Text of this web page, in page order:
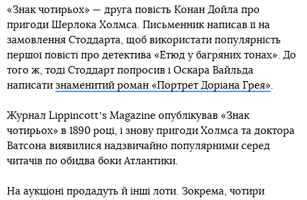
«Знак чотирьох» — друга повість Конан Дойла про
пригоди Шерлока Холмса. Письменник написав її на
замовлення Стоддарта, щоб використати популярність
першої повісті про детектива «Етюд у багряних тонах». До
того ж, тоді Стоддарт попросив і Оскара Вайльда
написати знаменитий роман «Портрет Доріана Грея»
Журнал Lippincottʼs Magazine опублікував «Знак
чотирьох» в 1890 році, і знову пригоди Холмса та доктора
Ватсона виявилися надзвичайно популярними серед
читачів по обидва боки Атлантики.
На аукціоні продадуть й інші лоти. Зокрема, чотири